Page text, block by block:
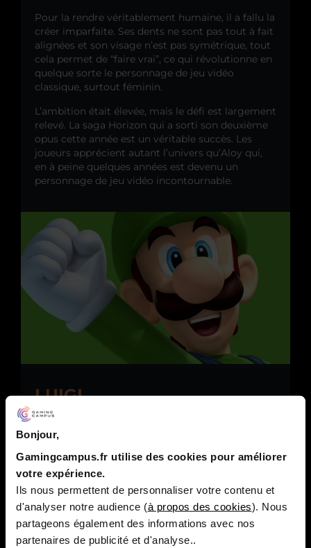
Bonjour,
Gamingcampus.fr utilise des cookies pour améliorer
votre expérience.
Ils nous permettent de personnaliser votre contenu et
d'analyser notre audience (à propos des cookies). Nous
partageons également des informations avec nos
partenaires de publicité et d'analyse..
Pour la rendre véritablement humaine, il a fallu la
créer imparfaite. Ses dents ne sont pas tout à fait
alignées et son visage n’est pas symétrique, tout
cela permet de “faire vrai”, ce qui révolutionne en
quelque sorte le personnage de jeu vidéo
classique, surtout féminin.
L’ambition était élevée, mais le défi est largement
relevé. La saga Horizon qui a sorti son deuxième
opus cette année est un véritable succès. Les
joueurs apprécient autant l’univers qu’Aloy qui,
en à peine quelques années est devenu un
personnage de jeu vidéo incontournable.
LUIGI
À l’origine, Luigi était censé être une copie
devaient changer, permettant l’identification. Il
devait servir de second joueur dans les titres qui
pouvaient se jouer à deux en local. Et pour
faciliter la compréhension de tous, il a été
introduit en tant que frère de Mario.
Au début, les restrictions de budget ont fait qu’il